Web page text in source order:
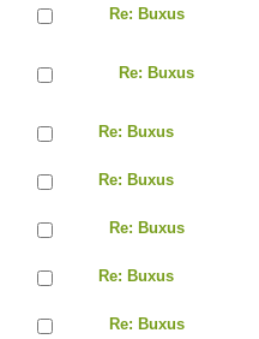
Re: Buxus
Re: Buxus
Re: Buxus
Re: Buxus
Re: Buxus
Re: Buxus
Re: Buxus